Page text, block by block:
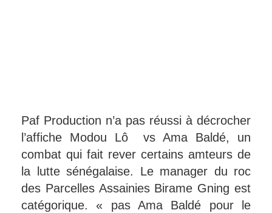
Paf Production n’a pas réussi à décrocher
l’affiche Modou Lô vs Ama Baldé, un
combat qui fait rever certains amteurs de
la lutte sénégalaise. Le manager du roc
des Parcelles Assainies Birame Gning est
catégorique. « pas Ama Baldé pour le